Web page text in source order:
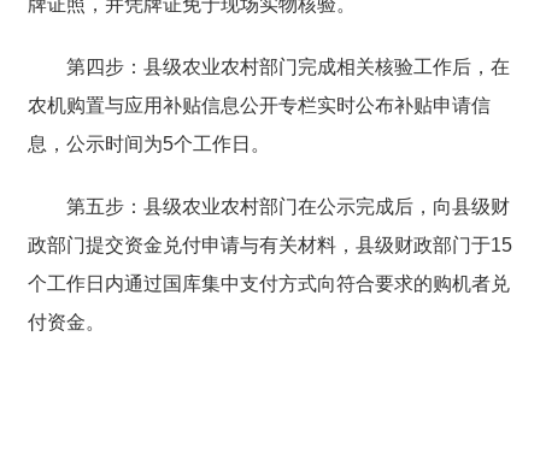
第四步： 县级农业农村部门完成相关核验工作后，在
农机购置与应用补贴信息公开专栏实时公布补贴申请信
息 ， 公示时间为5个工作日。
第五步： 县级农业农村部门在公示完成后，向县级财
政部门提交资金兑付申请与有关材料，县级财政部门于15
个工作日内通过国库集中支付方式向符合要求的购机者兑
付资金。